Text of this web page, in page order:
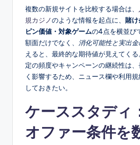
複数の新規サイトを比較する場合は、
規カジノのような情報を起点に、 賭
ピン価値・対象ゲームの4点を横並び
額面だけでなく、
消化可能性と実出
えると、最終的な期待値が見えてく
定の頻度やキャンペーンの継続性は
く影響するため、ニュース欄や利用
しておきたい。
ケーススタディ
オファー条件を